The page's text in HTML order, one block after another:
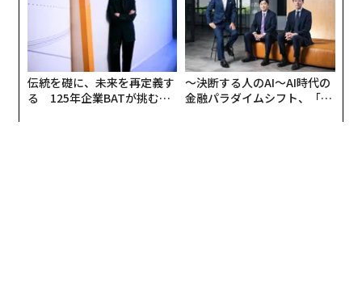
伝統を礎に、未来を再定義す
る 125年企業BATが挑むス
〜決断する人のAI〜AI時代の
金融パラダイムシフト、「超